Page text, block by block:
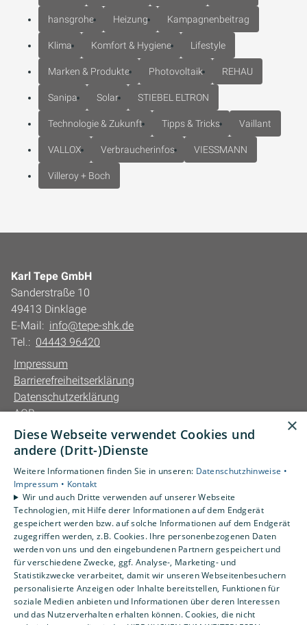
hansgrohe Heizung Kampagnenbeitrag
Klima Komfort & Hygiene Lifestyle
Marken & Produkte Photovoltaik REHAU
Sanipa Solar STIEBEL ELTRON
Technologie & Zukunft Tipps & Tricks Vaillant
VALLOX Verbraucherinfos VIESSMANN
Villeroy + Boch
Karl Tepe GmbH
Sanderstraße 10
49413 Dinklage
E-Mail: info@tepe-shk.de
Tel.: 04443 96420
Impressum
Barrierefreiheitserklärung
Datenschutzerklärung
AGB
Unsere Bereiche
Gewerbekunden
Karriere
Unternehmen
Kontakt
×
Diese Webseite verwendet Cookies und
andere (Dritt-)Dienste
Weitere Informationen finden Sie in unseren: Datenschutzhinweise •
Impressum • Kontakt
Wir und auch Dritte verwenden auf unserer Webseite
Technologien, mit Hilfe derer Informationen auf dem Endgerät
gespeichert werden bzw. auf solche Informationen auf dem Endgerät
zugegriffen werden, z.B. Cookies. Ihre personenbezogenen Daten
werden von uns und den eingebundenen Partnern gespeichert und
für verschiedene Zwecke, ggf. Analyse-, Marketing- und
Statistikzwecke verarbeitet, damit wir unseren Webseitenbesuchern
personalisierte Anzeigen oder Inhalte bereitstellen, Funktionen für
soziale Medien anbieten und Informationen über deren Interessen
und das Nutzerverhalten erhalten können. Cookies, die nicht